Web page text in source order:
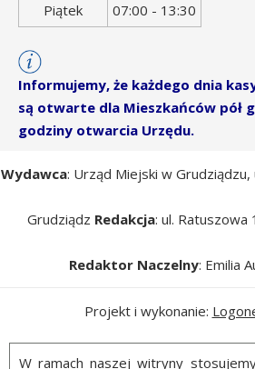
Piątek
07:00 - 13:30
Informujemy, że każdego dnia
są otwarte dla Mieszkańców pół
godziny otwarcia Urzędu.
Wydawca: Urząd Miejski w
Grudziądz Redakcja: ul. Ratuszowa
Redaktor Naczelny: Emilia
Projekt i wykonanie:
W ramach naszej witryny